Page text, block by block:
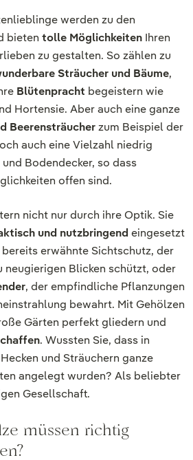
werden zu den
bieten tolle Möglichkeiten Ihren
zu gestalten. So zählen zu
Sträucher und Bäume,
Blütenpracht begeistern wie
Hortensie. Aber auch eine ganze
Beerensträucherzum Beispiel der
auch eine Vielzahl niedrig
Bodendecker, so dass
offen sind.
nicht nur durch ihre Optik. Sie
und nutzbringend eingesetzt
erwähnte Sichtschutz, der
Blicken schützt, oder
, der empfindliche Pflanzungen
bewahrt. Mit Gehölzen
Gärten perfekt gliedern und
. Wussten Sie, dass in
und Sträuchern ganze
angelegt wurden? Als beliebter
Gesellschaft.
müssen richtig